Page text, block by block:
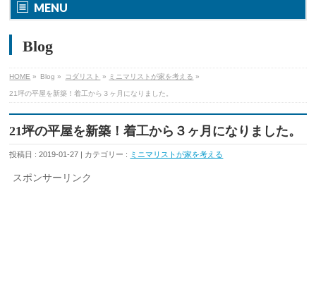
MENU
Blog
HOME » Blog » コダリスト » ミニマリストが家を考える »
21坪の平屋を新築！着工から３ヶ月になりました。
21坪の平屋を新築！着工から３ヶ月になりました。
投稿日 : 2019-01-27 | カテゴリー : ミニマリストが家を考える
スポンサーリンク